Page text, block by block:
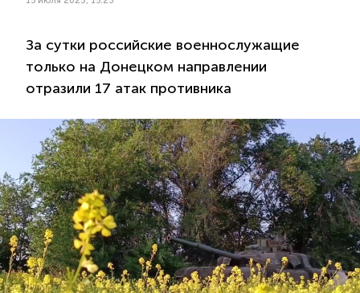
За сутки российские военнослужащие
только на Донецком направлении
отразили 17 атак противника